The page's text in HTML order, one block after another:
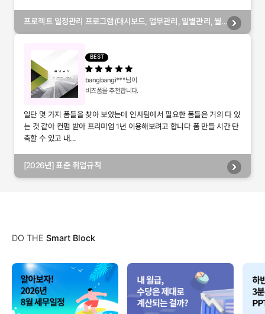
프로젝트 일정관리 프로그램(대시보드, 업무관리, 일별관리, 월
BEST
bangbangi***님이
비즈폼을 추천합니다.
일단 몇 가지 폼들을 찾아 보았는데 인사팀에서 필요한 폼들은 거의 다 있
는 것 같아 컨펌 받아 프리미엄 1년 이용해보려고 합니다 폼 만들 시간 단
축할 수 있고 내...
[2026년] 표준 취업규칙
DO THE Smart Block